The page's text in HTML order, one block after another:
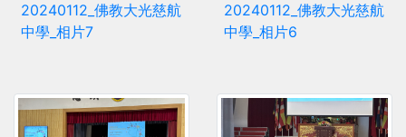
20240112_佛教大光慈航
中學_相片7
20240112_佛教大光慈航
中學_相片6